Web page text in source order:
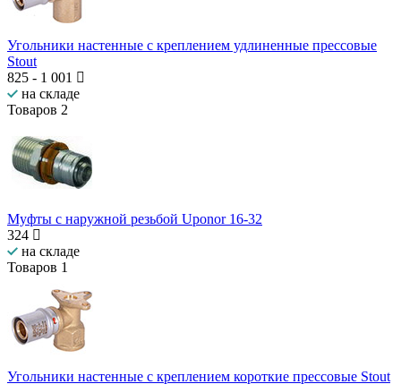
Угольники настенные с креплением удлиненные прессовые
Stout
825 - 1 001
на складе
Товаров 2
Муфты с наружной резьбой Uponor 16-32
324
на складе
Товаров 1
Угольники настенные с креплением короткие прессовые Stout